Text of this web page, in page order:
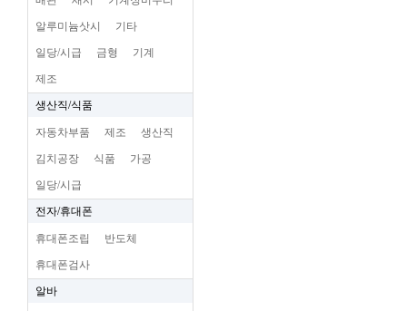
알루미늄삿시 기타
일당/시급 금형 기계
제조
생산직/식품
자동차부품 제조 생산직
김치공장 식품 가공
일당/시급
전자/휴대폰
휴대폰조립 반도체
휴대폰검사
알바